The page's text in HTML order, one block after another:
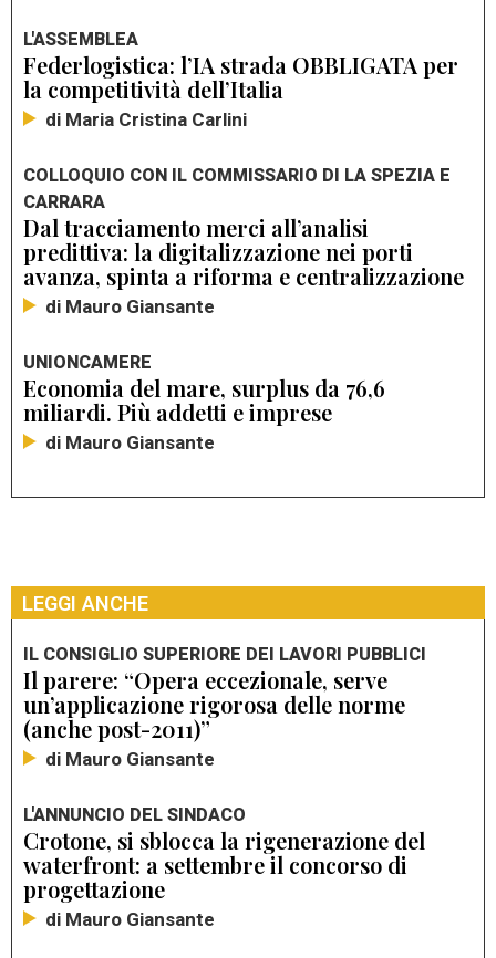
L'ASSEMBLEA
Federlogistica: l’IA strada OBBLIGATA per
la competitività dell’Italia
di Maria Cristina Carlini
COLLOQUIO CON IL COMMISSARIO DI LA SPEZIA E
CARRARA
Dal tracciamento merci all’analisi
predittiva: la digitalizzazione nei porti
avanza, spinta a riforma e centralizzazione
di Mauro Giansante
UNIONCAMERE
Economia del mare, surplus da 76,6
miliardi. Più addetti e imprese
di Mauro Giansante
LEGGI ANCHE
IL CONSIGLIO SUPERIORE DEI LAVORI PUBBLICI
Il parere: “Opera eccezionale, serve
un’applicazione rigorosa delle norme
(anche post-2011)”
di Mauro Giansante
L'ANNUNCIO DEL SINDACO
Crotone, si sblocca la rigenerazione del
waterfront: a settembre il concorso di
progettazione
di Mauro Giansante